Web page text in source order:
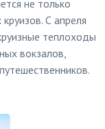
не только
С апреля
теплоходы
вокзалов,